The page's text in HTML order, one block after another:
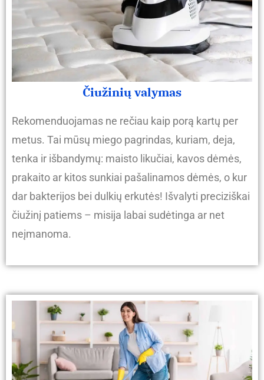
Čiužinių valymas
Rekomenduojamas ne rečiau kaip porą kartų per
metus. Tai mūsų miego pagrindas, kuriam, deja,
tenka ir išbandymų: maisto likučiai, kavos dėmės,
prakaito ar kitos sunkiai pašalinamos dėmės, o kur
dar bakterijos bei dulkių erkutės! Išvalyti preciziškai
čiužinį patiems – misija labai sudėtinga ar net
neįmanoma.